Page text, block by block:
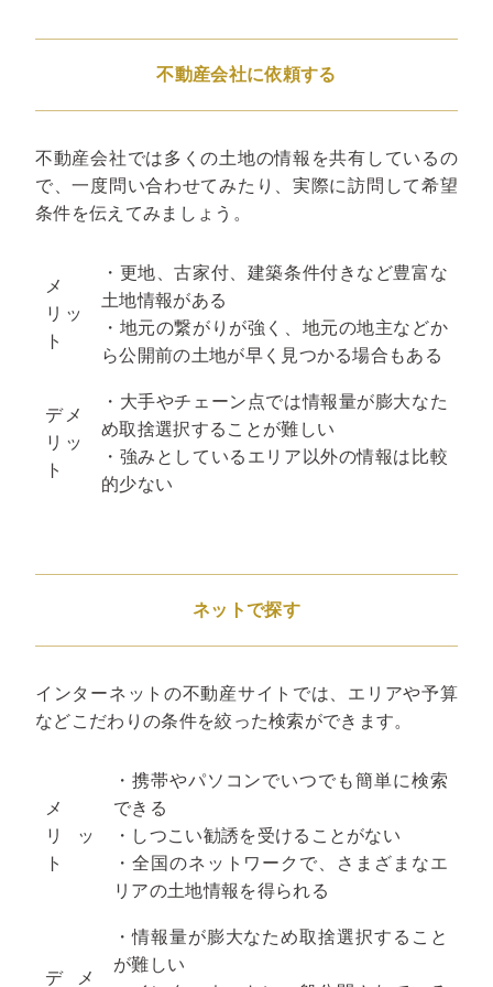
不動産会社に依頼する
不動産会社では多くの土地の情報を共有しているの
で、一度問い合わせてみたり、実際に訪問して希望
条件を伝えてみましょう。
メ
リッ
ト
・更地、古家付、建築条件付きなど豊富な
土地情報がある
・地元の繋がりが強く、地元の地主などか
ら公開前の土地が早く見つかる場合もある
デメ
リッ
ト
・大手やチェーン点では情報量が膨大なた
め取捨選択することが難しい
・強みとしているエリア以外の情報は比較
的少ない
ネットで探す
インターネットの不動産サイトでは、エリアや予算
などこだわりの条件を絞った検索ができます。
メ
リッ
ト
・携帯やパソコンでいつでも簡単に検索
できる
・しつこい勧誘を受けることがない
・全国のネットワークで、さまざまなエ
リアの土地情報を得られる
デメ
・情報量が膨大なため取捨選択すること
が難しい